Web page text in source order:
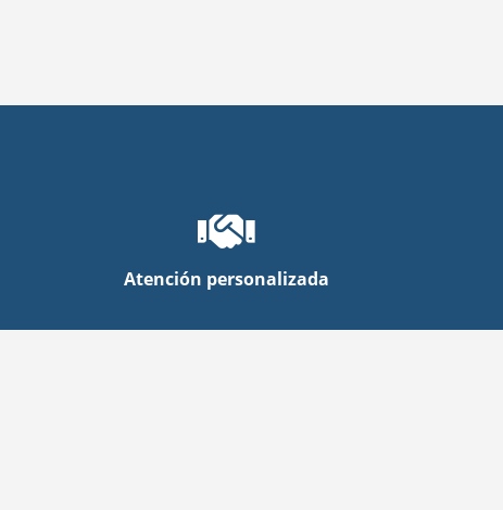
Atención personalizada